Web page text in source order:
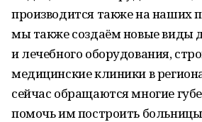
производится также на наших
мы также создаём новые виды
и лечебного оборудования,
медицинские клиники в
сейчас обращаются многие
помочь им построить